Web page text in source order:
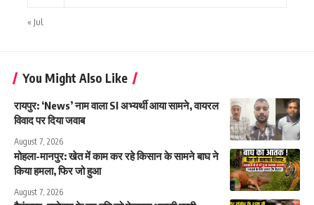
« Jul
You Might Also Like
रायपुर: ‘News’ नाम वाला SI अभ्यर्थी आया सामने, वायरल
विवाद पर दिया जवाब
August 7, 2026
मोहला-मानपुर: खेत में काम कर रहे किसान के सामने बाघ ने
किया हमला, फिर जो हुआ
August 7, 2026